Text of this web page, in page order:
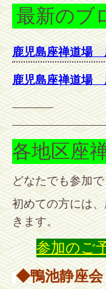
最新のブ
鹿児島座禅道場
鹿児島座禅道場
各地区座
どなたでも参加
初めての方には
きます。
参加のご
◆鴨池静座会